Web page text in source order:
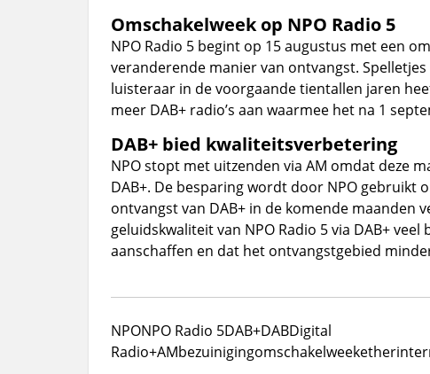
Omschakelweek op NPO Radio 5
NPO Radio 5 begint op 15 augustus met een
veranderende manier van ontvangst.
luisteraar in de voorgaande tientallen jaren
meer DAB+ radio’s aan waarmee het na 1
DAB+ bied kwaliteitsverbetering
NPO stopt met uitzenden via AM omdat deze
DAB+. De besparing wordt door NPO gebruikt
ontvangst van DAB+ in de komende
geluidskwaliteit van NPO Radio 5 via DAB+
aanschaffen en dat het ontvangstgebied
NPONPO Radio 5DAB+DABDigital
Radio+AMbezuinigingomschakelweekether